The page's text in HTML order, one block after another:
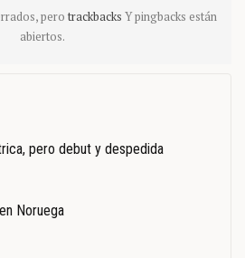
pero trackbacks Y pingbacks están
abiertos.
pero debut y despedida
Noruega